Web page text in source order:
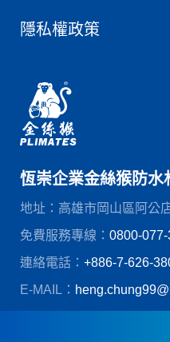
隱私權政策
恆崇企業金絲猴防水
地址：高雄市岡山區阿公
免費服務專線： 0800-077-
連絡電話： +886-7-626-
E-MAIL：